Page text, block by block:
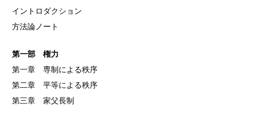
イントロダクション
方法論ノート
第一部 権力
第一章 専制による秩序
第二章 平等による秩序
第三章 家父長制